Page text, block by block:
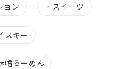
ョン ・ スイーツ
スキー
らーめん